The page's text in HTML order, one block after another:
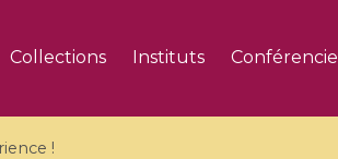
Collections Instituts
!